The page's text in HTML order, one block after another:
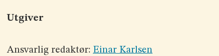
Utgiver
Ansvarlig redaktør: Einar Karlsen